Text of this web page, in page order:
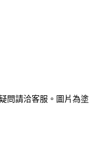
截止日，確認付款後即完
易確認頁面所載為準。
未通過，訂單將自動取
問請洽客服。圖片為塗